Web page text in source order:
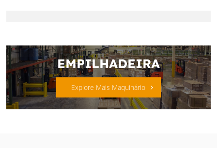
EMPILHADEIRA
Explore Mais Maquinário